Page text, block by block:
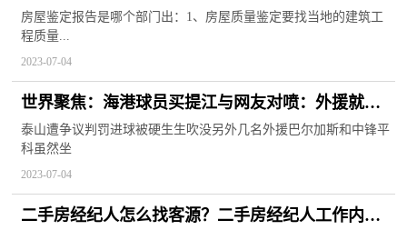
准
房屋鉴定报告是哪个部门出：1、房屋质量鉴定要找当地的建筑工
程质量...
2023-07-04
世界聚焦：海港球员买提江与网友对喷：外援就是
不行 跪着叫爸爸
泰山遭争议判罚进球被硬生生吹没另外几名外援巴尔加斯和中锋平
科虽然坐
2023-07-04
二手房经纪人怎么找客源？二手房经纪人工作内容